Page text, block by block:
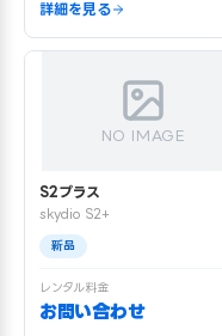
詳細を見る
NO IMAGE
S2プラス
skydio S2+
新品
レンタル料金
お問い合わせ